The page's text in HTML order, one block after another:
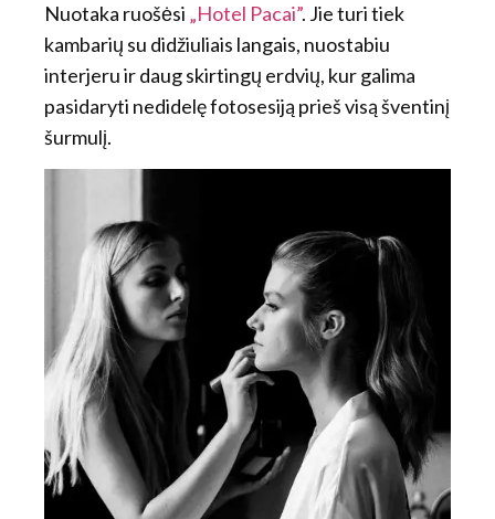
Nuotaka ruošėsi „Hotel Pacai”. Jie turi tiek
kambarių su didžiuliais langais, nuostabiu
interjeru ir daug skirtingų erdvių, kur galima
pasidaryti nedidelę fotosesiją prieš visą šventinį
šurmulį.